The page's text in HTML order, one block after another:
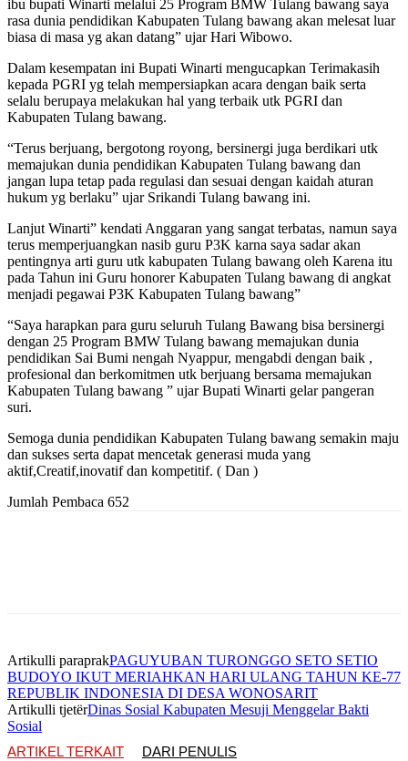
ibu bupati Winarti melalui 25 Program BMW Tulang bawang saya
rasa dunia pendidikan Kabupaten Tulang bawang akan melesat luar
biasa di masa yg akan datang” ujar Hari Wibowo.
Dalam kesempatan ini Bupati Winarti mengucapkan Terimakasih
kepada PGRI yg telah mempersiapkan acara dengan baik serta
selalu berupaya melakukan hal yang terbaik utk PGRI dan
Kabupaten Tulang bawang.
“Terus berjuang, bergotong royong, bersinergi juga berdikari utk
memajukan dunia pendidikan Kabupaten Tulang bawang dan
jangan lupa tetap pada regulasi dan sesuai dengan kaidah aturan
hukum yg berlaku” ujar Srikandi Tulang bawang ini.
Lanjut Winarti” kendati Anggaran yang sangat terbatas, namun saya
terus memperjuangkan nasib guru P3K karna saya sadar akan
pentingnya arti guru utk kabupaten Tulang bawang oleh Karena itu
pada Tahun ini Guru honorer Kabupaten Tulang bawang di angkat
menjadi pegawai P3K Kabupaten Tulang bawang”
“Saya harapkan para guru seluruh Tulang Bawang bisa bersinergi
dengan 25 Program BMW Tulang bawang memajukan dunia
pendidikan Sai Bumi nengah Nyappur, mengabdi dengan baik ,
profesional dan berkomitmen utk berjuang bersama memajukan
Kabupaten Tulang bawang ” ujar Bupati Winarti gelar pangeran
suri.
Semoga dunia pendidikan Kabupaten Tulang bawang semakin maju
dan sukses serta dapat mencetak generasi muda yang
aktif,Creatif,inovatif dan kompetitif. ( Dan )
Jumlah Pembaca 652
Artikulli paraprakPAGUYUBAN TURONGGO SETO SETIO
BUDOYO IKUT MERIAHKAN HARI ULANG TAHUN KE-77
REPUBLIK INDONESIA DI DESA WONOSARIT
Artikulli tjetërDinas Sosial Kabupaten Mesuji Menggelar Bakti
Sosial
ARTIKEL TERKAIT
DARI PENULIS